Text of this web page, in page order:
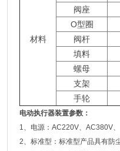
材料
阀座
O型圈
阀杆
填料
螺母
支架
手轮
电动执行器装置参数：
1、电源：AC220V、AC380V
2、标准型：标准型产品具有防